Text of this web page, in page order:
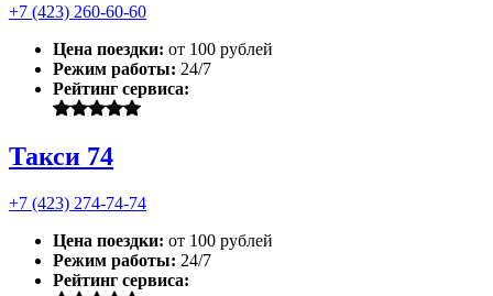
+7 (423) 260-60-60
Цена поездки: от 100 рублей
Режим работы: 24/7
Рейтинг сервиса:
Такси 74
+7 (423) 274-74-74
Цена поездки: от 100 рублей
Режим работы: 24/7
Рейтинг сервиса: